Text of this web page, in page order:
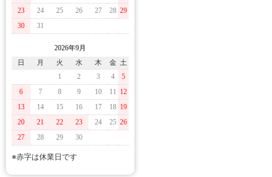
23
24 25 26 27 28 29
30
31
2026年9月
日
月 火 水 木 金 土
1
2 3 4
5
6
7 8 9 10 11 12
13
14 15 16 17 18 19
20
21 22 23 24 25 26
27
28 29 30
※赤字は休業日です